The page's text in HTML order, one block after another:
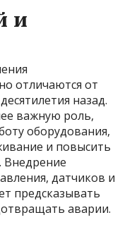
и
отличаются от
назад.
важную роль,
оборудования,
и повысить
Внедрение
датчиков и
предсказывать
аварии.